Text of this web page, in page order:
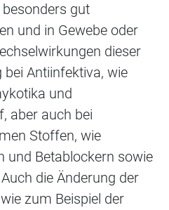
gut
und in Gewebe oder
dieser
Antiinfektiva, wie
und
aber auch bei
Stoffen, wie
und Betablockern sowie
die Änderung der
zum Beispiel der